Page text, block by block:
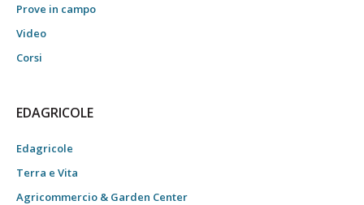
Prove in campo
Video
Corsi
EDAGRICOLE
Edagricole
Terra e Vita
Agricommercio & Garden Center